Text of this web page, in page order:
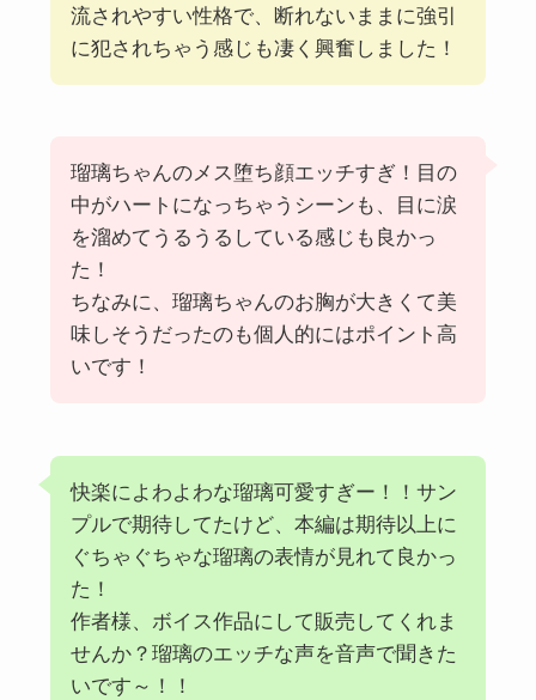
流されやすい性格で、断れないままに強引
に犯されちゃう感じも凄く興奮しました！
瑠璃ちゃんのメス堕ち顔エッチすぎ！目の
中がハートになっちゃうシーンも、目に涙
を溜めてうるうるしている感じも良かっ
た！
ちなみに、瑠璃ちゃんのお胸が大きくて美
味しそうだったのも個人的にはポイント高
いです！
快楽によわよわな瑠璃可愛すぎー！！サン
プルで期待してたけど、本編は期待以上に
ぐちゃぐちゃな瑠璃の表情が見れて良かっ
た！
作者様、ボイス作品にして販売してくれま
せんか？瑠璃のエッチな声を音声で聞きた
いです～！！